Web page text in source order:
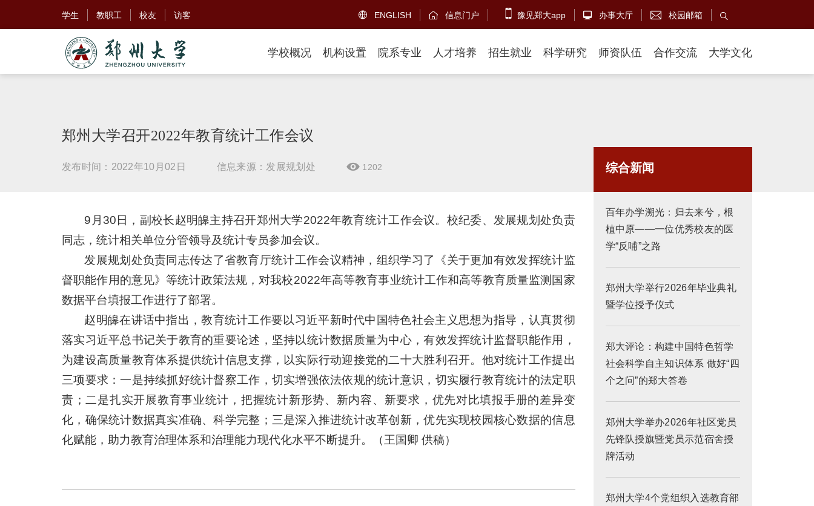
学生 教职工 校友 访客  ENGLISH  信息门户 豫见郑大app  办事大厅  校园邮箱 
学校概况 机构设置 院系专业 人才培养 招生就业 科学研究 师资队伍 合作交流 大学文化
郑州大学召开2022年教育统计工作会议
发布时间：2022年10月02日 信息来源：发展规划处  1202
9月30日，副校长赵明皞主持召开郑州大学2022年教育统计工作会议。校纪委、发展规划处负责
同志，统计相关单位分管领导及统计专员参加会议。
发展规划处负责同志传达了省教育厅统计工作会议精神，组织学习了《关于更加有效发挥统计监
督职能作用的意见》等统计政策法规，对我校2022年高等教育事业统计工作和高等教育质量监测国家
数据平台填报工作进行了部署。
赵明皞在讲话中指出，教育统计工作要以习近平新时代中国特色社会主义思想为指导，认真贯彻
落实习近平总书记关于教育的重要论述，坚持以统计数据质量为中心，有效发挥统计监督职能作用，
为建设高质量教育体系提供统计信息支撑，以实际行动迎接党的二十大胜利召开。他对统计工作提出
三项要求：一是持续抓好统计督察工作，切实增强依法依规的统计意识，切实履行教育统计的法定职
责；二是扎实开展教育事业统计，把握统计新形势、新内容、新要求，优先对比填报手册的差异变
化，确保统计数据真实准确、科学完整；三是深入推进统计改革创新，优先实现校园核心数据的信息
化赋能，助力教育治理体系和治理能力现代化水平不断提升。（王国卿 供稿）
综合新闻
百年办学溯光：归去来兮，根
植中原——一位优秀校友的医
学“反哺”之路
郑州大学举行2026年毕业典礼
暨学位授予仪式
郑大评论：构建中国特色哲学
社会科学自主知识体系 做好“四
个之问”的郑大答卷
郑州大学举办2026年社区党员
先锋队授旗暨党员示范宿舍授
牌活动
郑州大学4个党组织入选教育部